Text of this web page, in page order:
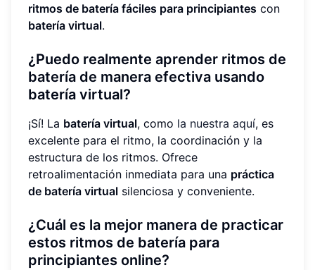
ritmos de batería fáciles para principiantes con
batería virtual.
¿Puedo realmente aprender ritmos de
batería de manera efectiva usando
batería virtual?
¡Sí! La batería virtual, como la nuestra aquí, es
excelente para el ritmo, la coordinación y la
estructura de los ritmos. Ofrece
retroalimentación inmediata para una práctica
de batería virtual silenciosa y conveniente.
¿Cuál es la mejor manera de practicar
estos ritmos de batería para
principiantes online?